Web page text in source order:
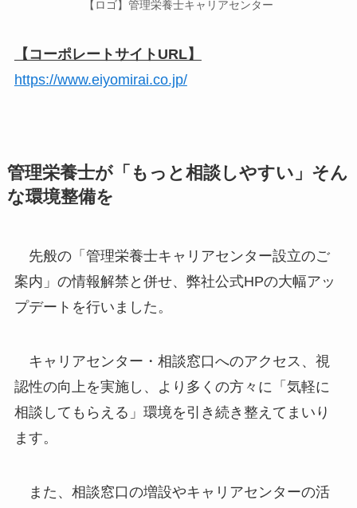
【ロゴ】管理栄養士キャリアセンター
【コーポレートサイトURL】
https://www.eiyomirai.co.jp/
管理栄養士が「もっと相談しやすい」そん
な環境整備を
先般の「管理栄養士キャリアセンター設立のご
案内」の情報解禁と併せ、弊社公式HPの大幅アッ
プデートを行いました。
キャリアセンター・相談窓口へのアクセス、視
認性の向上を実施し、より多くの方々に「気軽に
相談してもらえる」環境を引き続き整えてまいり
ます。
また、相談窓口の増設やキャリアセンターの活